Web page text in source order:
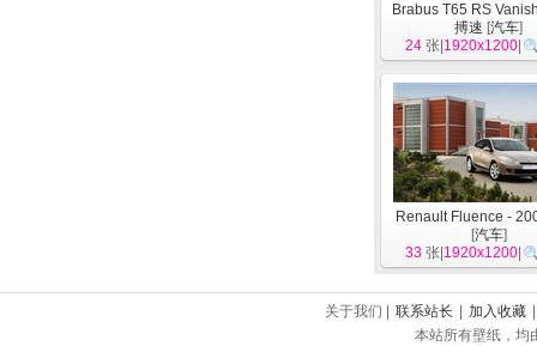
Brabus T65 RS
搏速 [汽车]
24 张| 1920x1200
Renault Fluence -
[汽车]
33 张| 1920x1200
关于我们 | 联系站长 加入收藏
本站所有壁纸，均